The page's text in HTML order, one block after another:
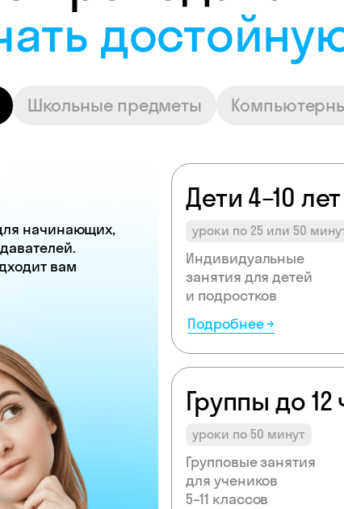
условиях
Школьные предметы
начинающих,
вам
Дети 4–10 лет
уроки по 25 или 50
Индивидуальные
занятия для детей
и подростков
Подробнее →
Групповые занятия
для учеников
5–11 классов
уроки по 50 минут
Группы до